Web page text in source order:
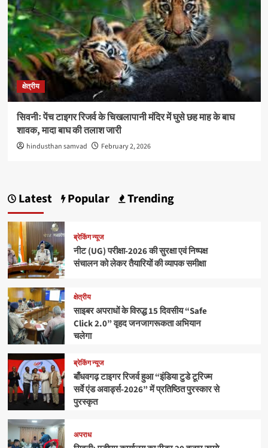
क्षेत्रीय
सिवनीः पेंच टाइगर रिजर्व के चिखलापानी मंदिर में घुसे छह माह के बाघ
शावक, मादा बाघ की तलाश जारी
hindusthan samvad February 2, 2026
Latest Popular Trending
ब्रेकिंग न्यूज
नीट (UG) परीक्षा-2026 की सुरक्षा एवं निष्पक्ष
संचालन को लेकर तैयारियों की व्यापक समीक्षा
क्षेत्रीय
साइबर अपराधों के विरुद्ध 15 दिवसीय “Safe
Click 2.0” वृहद जनजागरूकता अभियान
चलेगा
ब्रेकिंग न्यूज
बाँधवगढ़ टाइगर रिजर्व हुआ “इंडिया टुडे टूरिज्म
सर्वे एंड अवार्ड्स-2026” में प्रतिष्ठित पुरस्कार से
पुरस्कृत
अपराध